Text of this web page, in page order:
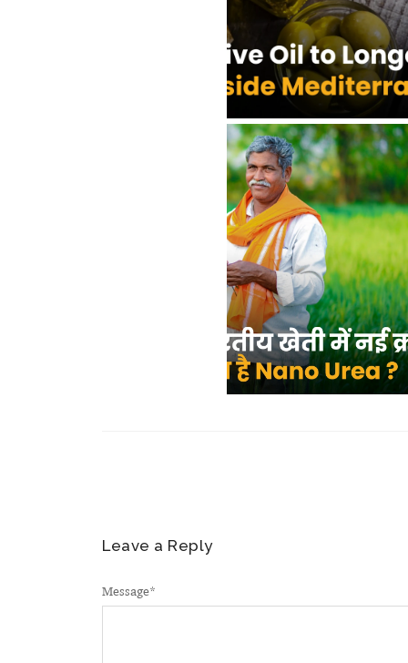
Leave a Reply
Message*